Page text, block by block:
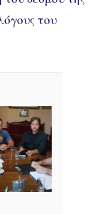
του